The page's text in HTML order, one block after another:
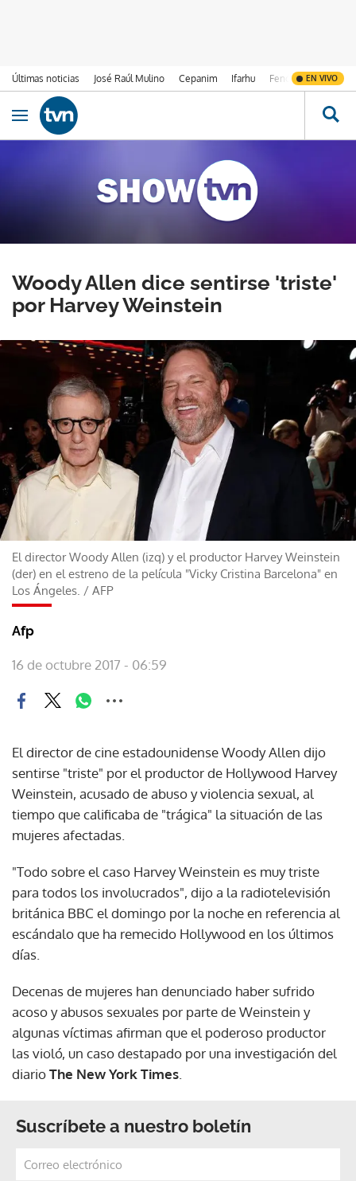
Últimas noticias José Raúl Mulino Cepanim Ifarhu Fenómeno de El
EN VIVO
Ir al contenido
Obrir navegació
Woody Allen dice sentirse 'triste'
por Harvey Weinstein
El director Woody Allen (izq) y el productor Harvey Weinstein
(der) en el estreno de la película "Vicky Cristina Barcelona" en
Los Ángeles. / AFP
Afp
16 de octubre 2017 - 06:59
El director de cine estadounidense Woody Allen dijo
sentirse "triste" por el productor de Hollywood Harvey
Weinstein, acusado de abuso y violencia sexual, al
tiempo que calificaba de "trágica" la situación de las
mujeres afectadas.
"Todo sobre el caso Harvey Weinstein es muy triste
para todos los involucrados", dijo a la radiotelevisión
británica BBC el domingo por la noche en referencia al
escándalo que ha remecido Hollywood en los últimos
días.
Decenas de mujeres han denunciado haber sufrido
acoso y abusos sexuales por parte de Weinstein y
algunas víctimas afirman que el poderoso productor
las violó, un caso destapado por una investigación del
diarioThe New York Times
Suscríbete a nuestro boletín